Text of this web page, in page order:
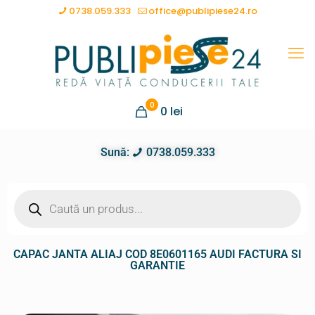
0738.059.333 office@publipiese24.ro
0 0 lei
Sună: 0738.059.333
CAPAC JANTA ALIAJ COD 8E0601165 AUDI FACTURA SI
GARANTIE